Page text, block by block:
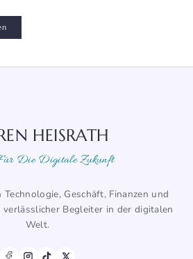
HEISRATH
Die Digitale Zukunft
Geschäft, Finanzen und
Begleiter in der digitalen
Welt.